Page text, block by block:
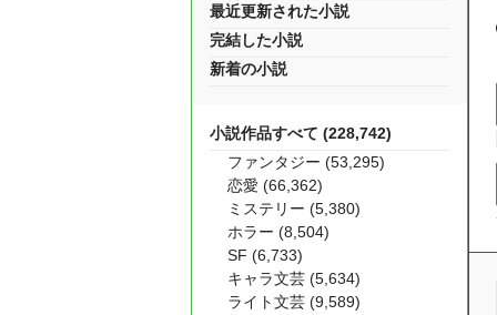
最近更新された小説
完結した小説
新着の小説
小説作品すべて (228,742)
ファンタジー (53,295)
恋愛 (66,362)
ミステリー (5,380)
ホラー (8,504)
SF (6,733)
キャラ文芸 (5,634)
ライト文芸 (9,589)